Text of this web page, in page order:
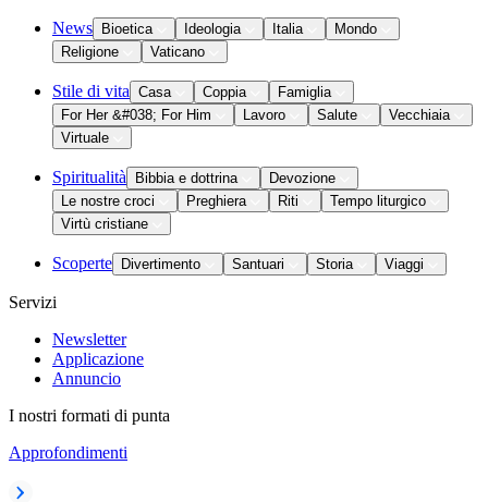
News Bioetica Ideologia Italia
Mondo
Religione
Vaticano
Stile di vita Casa Coppia
Famiglia
For Her &#038; For Him
Lavoro Salute
Vecchiaia
Virtuale
Spiritualità Bibbia e dottrina
Devozione
Le nostre croci
Preghiera Riti
Tempo liturgico
Virtù cristiane
Scoperte Divertimento Santuari Storia Viaggi
Servizi
Newsletter
Applicazione
Annuncio
I nostri formati di punta
Approfondimenti